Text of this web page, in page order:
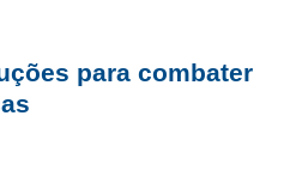
DA PROFISSÃO
para combater